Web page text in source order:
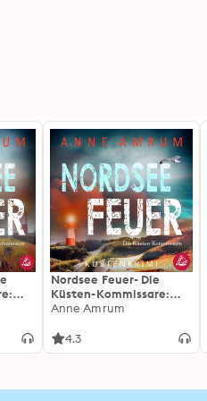
Nordsee Feuer- Die
Küsten-Kommissare:
Küstenkrimi (Die
Band 6)
Anne Amrum
4.3